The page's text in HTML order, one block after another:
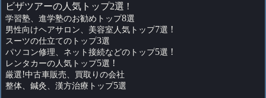
ビザツアーの人気トップ2選 !
学習塾、進学塾のお勧めトップ8選
男性向けヘアサロン、美容室人気トップ7選 !
スーツの仕立てのトップ3選
パソコン修理、ネット接続などのトップ5選 !
レンタカーの人気トップ5選 !
厳選!中古車販売、買取りの会社
整体、鍼灸、漢方治療トップ5選